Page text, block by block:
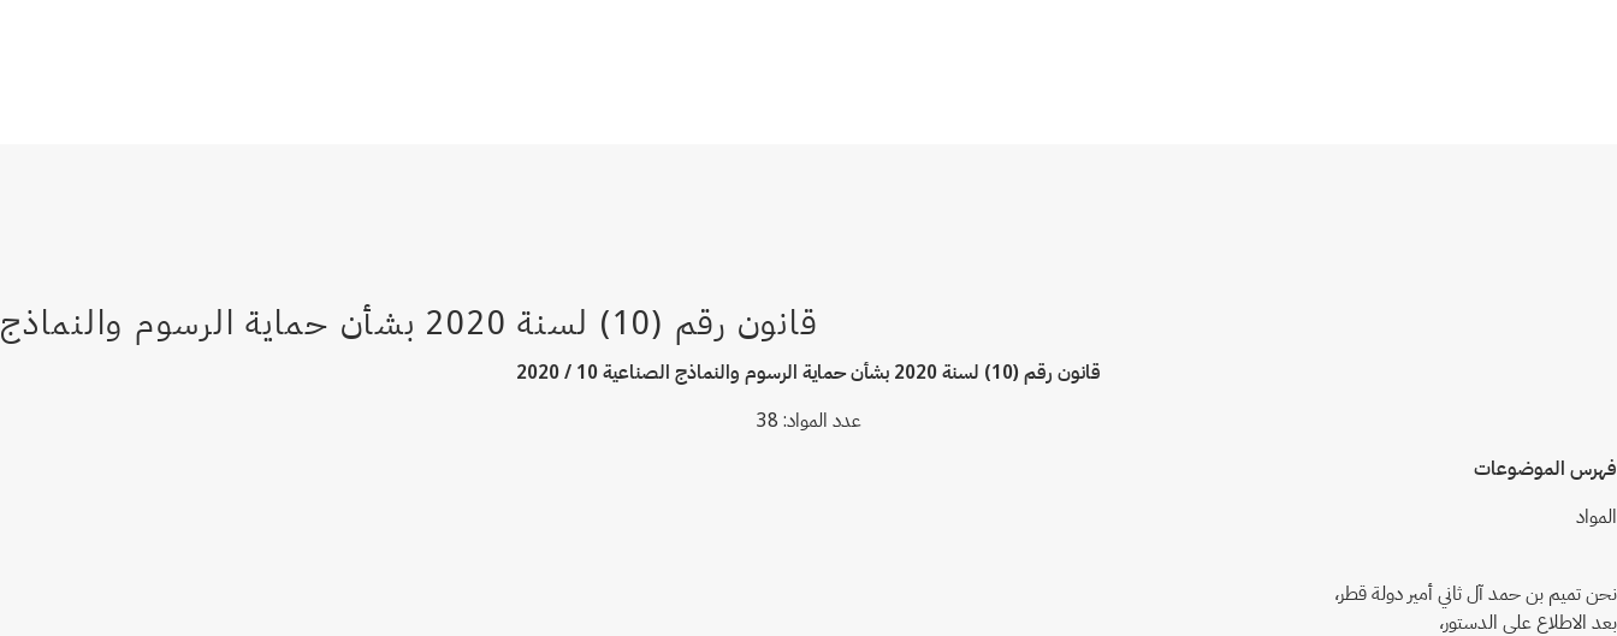
قانون رقم (10) لسنة 2020 بشأن حماية الرسوم والنماذج الصناعية 10 / 2020
عدد المواد: 38
فهرس الموضوعات
المواد
نحن تميم بن حمد آل ثاني أمير دولة قطر،
بعد الاطلاع على الدستور،